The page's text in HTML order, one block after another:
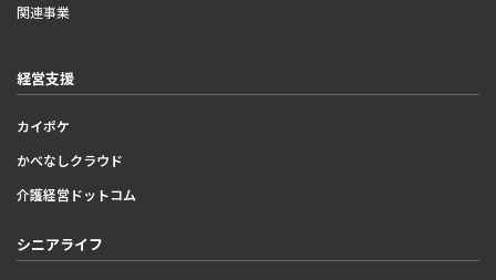
関連事業
経営支援
カイポケ
かべなしクラウド
介護経営ドットコム
シニアライフ